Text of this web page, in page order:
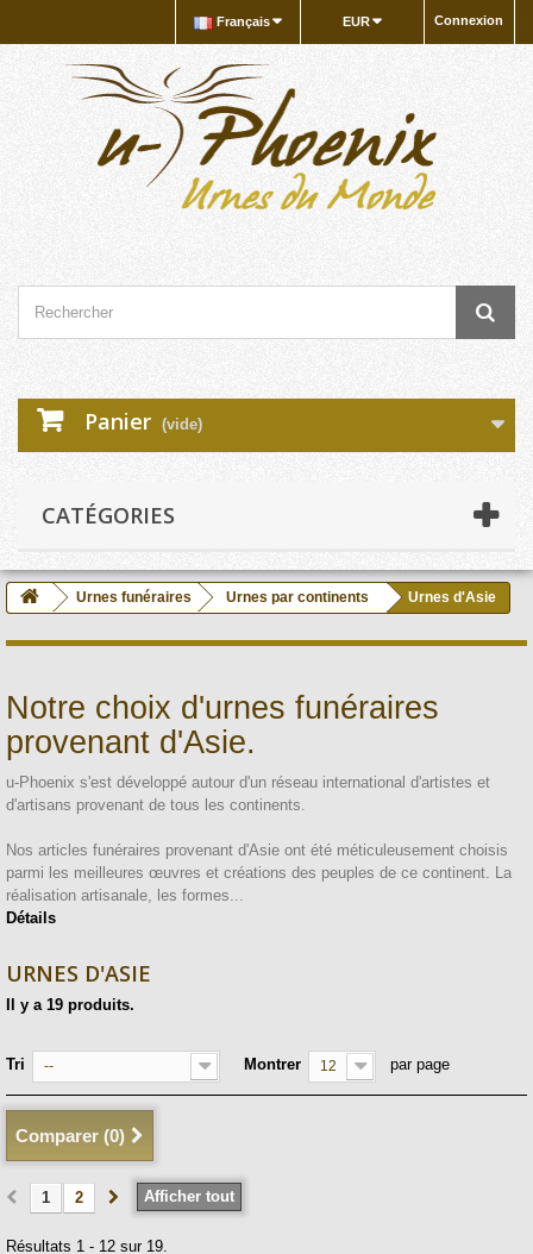
Connexion
EUR
Français
Panier (vide)
CATÉGORIES
Urnes funéraires Urnes par continents Urnes d'Asie
Notre choix d'urnes funéraires
provenant d'Asie.
u-Phoenix s'est développé autour d'un réseau international d'artistes et
d'artisans provenant de tous les continents.
Nos articles funéraires provenant d'Asie ont été méticuleusement choisis
parmi les meilleures œuvres et créations des peuples de ce continent. La
réalisation artisanale, les formes...
Détails
URNES D'ASIE
Il y a 19 produits.
Tri -- Montrer 12 par page
Comparer (0)
Afficher tout
1 2
Résultats 1 - 12 sur 19.